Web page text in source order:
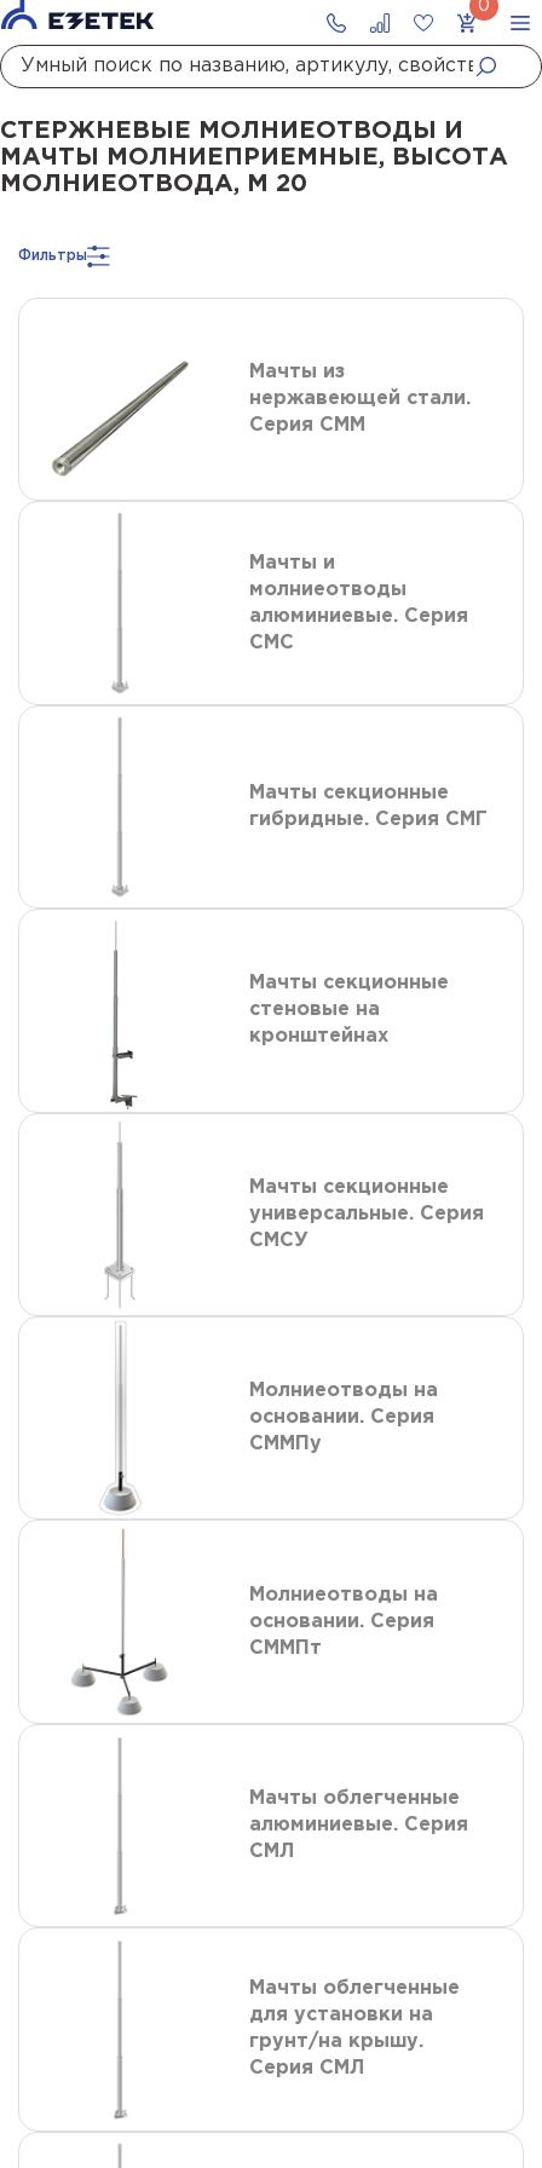
ГлавнаяКаталог Стержневые молниеотводы и мачты
СТЕРЖНЕВЫЕ МОЛНИЕОТВОДЫ И
МАЧТЫ МОЛНИЕПРИЕМНЫЕ, ВЫСОТА
МОЛНИЕОТВОДА, М 20
Фильтры
Мачты из
нержавеющей стали.
Серия СММ
Мачты и
молниеотводы
алюминиевые. Серия
СМС
Мачты секционные
гибридные. Серия СМГ
Мачты секционные
стеновые на
кронштейнах
Мачты секционные
универсальные. Серия
СМСУ
Молниеотводы на
основании. Серия
СММПу
Молниеотводы на
основании. Серия
СММПт
Мачты облегченные
алюминиевые. Серия
СМЛ
Мачты облегченные
для установки на
грунт/на крышу.
Серия СМЛ